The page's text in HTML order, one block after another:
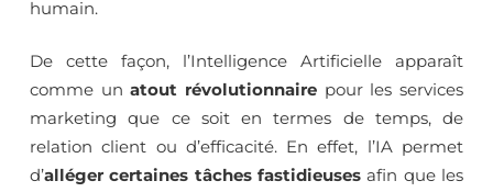
humain.
De cette façon, l’Intelligence Artificielle apparaît
comme unatout révolutionnaire pour les services
marketing que ce soit en termes de temps, de
relation client ou d’efficacité. En effet, l’IA permet
d’alléger certaines tâches fastidieuses afin que les